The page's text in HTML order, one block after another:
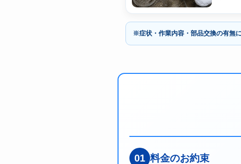
※症状・作業内容・部品交換の有無
01 料金のお約束